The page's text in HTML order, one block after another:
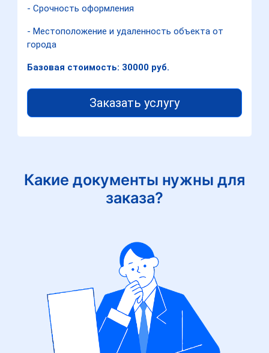
- Срочность оформления
- Местоположение и удаленность объекта от
города
Базовая стоимость: 30000 руб.
Заказать услугу
Какие документы нужны для
заказа?